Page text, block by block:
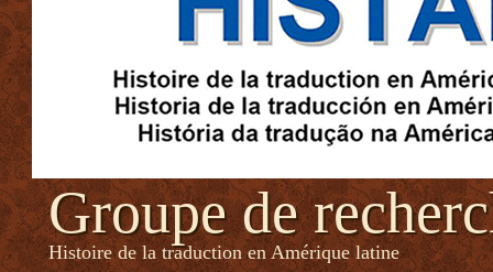
Groupe de
Histoire de la traduction en Amérique latine